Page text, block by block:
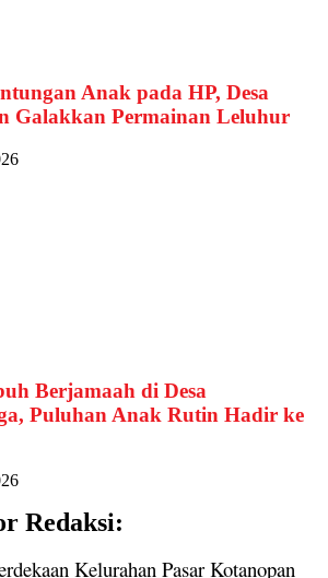
Anak pada HP, Desa
Galakkan Permainan Leluhur
Berjamaah di Desa
Puluhan Anak Rutin Hadir ke
Redaksi:
Kelurahan Pasar Kotanopan